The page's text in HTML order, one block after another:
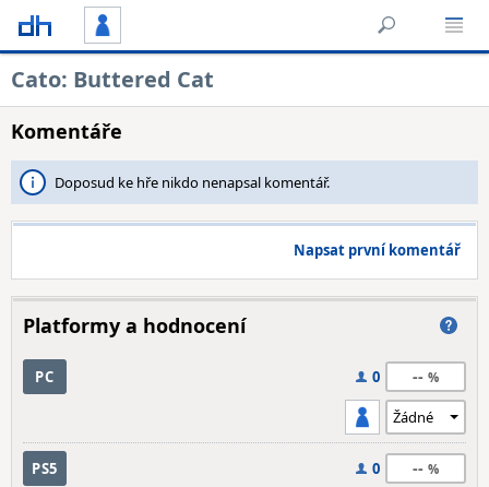
Cato: Buttered Cat
Komentáře
Doposud ke hře nikdo nenapsal komentář.
Napsat první komentář
Platformy a hodnocení
PC 0 --
PS5 0 --